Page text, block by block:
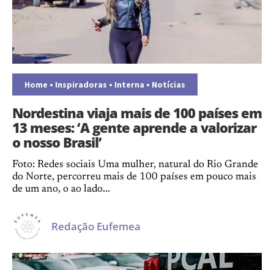
Home • Inspiradoras • Interna • Notícias
Nordestina viaja mais de 100 países em
13 meses: ‘A gente aprende a valorizar
o nosso Brasil’
Foto: Redes sociais Uma mulher, natural do Rio Grande
do Norte, percorreu mais de 100 países em pouco mais
de um ano, o ao lado...
Redação Eufemea